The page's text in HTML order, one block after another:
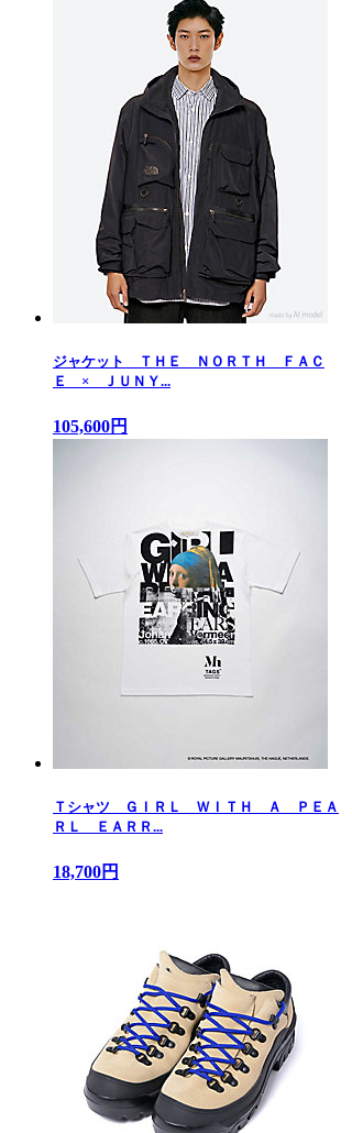
ジャケット ＴＨＥ ＮＯＲＴＨ ＦＡＣ
Ｅ × ＪＵＮＹ...
105,600円
Ｔシャツ ＧＩＲＬ ＷＩＴＨ Ａ ＰＥＡ
ＲＬ ＥＡＲＲ...
18,700円